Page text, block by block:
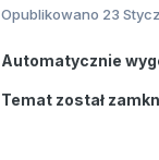
Opublikowano 23
Automatycznie
Temat został